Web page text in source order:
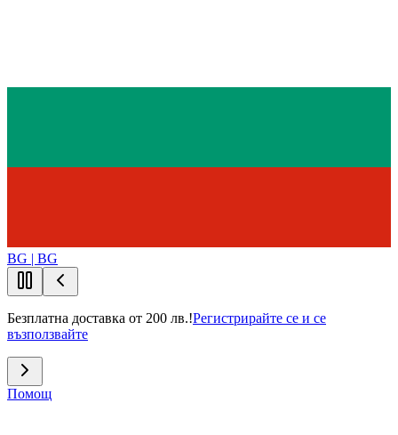
BG | BG
Безплатна доставка от 200 лв.!Регистрирайте се и се
възползвайте
Помощ